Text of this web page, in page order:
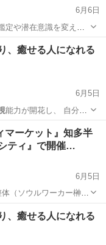
6月6日
定や潜在意識を変える
、癒せる人になれる
6月5日
能力が開花し、 自分の
マーケット』知多半
ティ』で開催…
6月5日
（ソウルワーカー榊原
ョップ 商業施設
、癒せる人になれる